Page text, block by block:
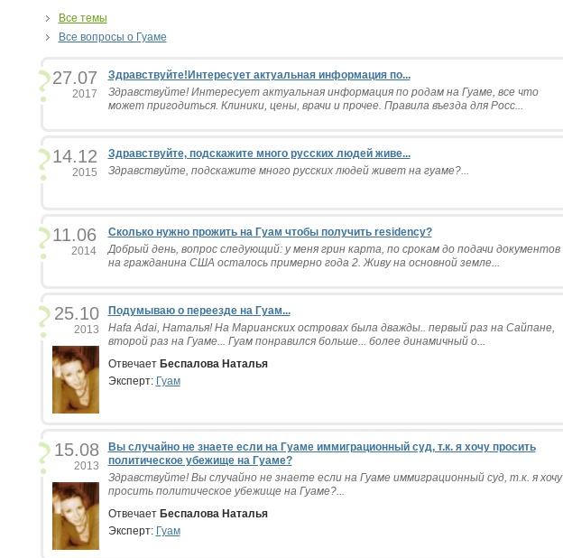
Все темы
Все вопросы о Гуаме
27.07
2017
Здравствуйте!Интересует актуальная информация по...
Здравствуйте! Интересует актуальная информация по родам на Гуаме, все что
может пригодиться. Клиники, цены, врачи и прочее. Правила въезда для Росс...
14.12
2015
Здравствуйте, подскажите много русских людей живе...
Здравствуйте, подскажите много русских людей живет на гуаме?...
11.06
2014
Сколько нужно прожить на Гуам чтобы получить residency?
Добрый день, вопрос следующий: у меня грин карта, по срокам до подачи документов
на гражданина США осталось примерно года 2. Живу на основной земле...
25.10
2013
Подумываю о переезде на Гуам...
Hafa Adai, Наталья! На Марианских островах была дважды.. первый раз на Сайпане,
второй раз на Гуаме... Гуам понравился больше... более динамичный о...
Отвечает Беспалова Наталья
Эксперт: Гуам
15.08
2013
Вы случайно не знаете если на Гуаме иммиграционный суд, т.к. я хочу просить
политическое убежище на Гуаме?
Здравствуйте! Вы случайно не знаете если на Гуаме иммиграционный суд, т.к. я хочу
просить политическое убежище на Гуаме?...
Отвечает Беспалова Наталья
Эксперт: Гуам